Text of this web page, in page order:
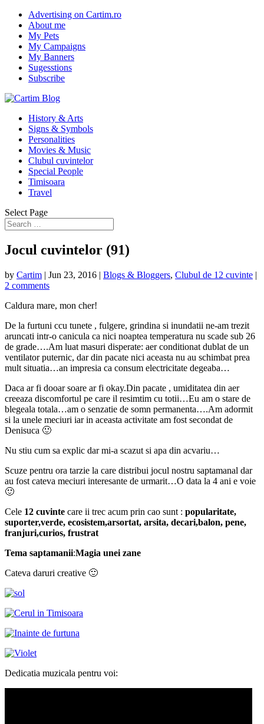
Advertising on Cartim.ro
About me
My Pets
My Campaigns
My Banners
Sugesstions
Subscribe
History & Arts
Signs & Symbols
Personalities
Movies & Music
Clubul cuvintelor
Special People
Timisoara
Travel
Select Page
Jocul cuvintelor (91)
by Cartim | Jun 23, 2016 | Blogs & Bloggers, Clubul de 12 cuvinte |
2 comments
Caldura mare, mon cher!
De la furtuni ccu tunete , fulgere, grindina si inundatii ne-am trezit
aruncati intr-o canicula ca nici noaptea temperatura nu scade sub 26
de grade….Am luat masuri disperate: aer conditionat dublat de un
ventilator puternic, dar din pacate nici aceasta nu au schimbat prea
mult situatia…an impresia ca consum electricitate degeaba…
Daca ar fi dooar soare ar fi okay.Din pacate , umiditatea din aer
creeaza discomfortul pe care il resimtim cu totii…Eu am o stare de
blegeala totala…am o senzatie de somn permanenta….Am adormit
si la unele meciuri iar in aceasta activitate am fost secondat de
Denisuca 🙂
Nu stiu cum sa explic dar mi-a scazut si apa din acvariu…
Scuze pentru ora tarzie la care distribui jocul nostru saptamanal dar
au fost cateva meciuri interesante de urmarit…O data la 4 ani e voie
🙂
Cele 12 cuvinte care ii trec acum prin cao sunt : popularitate,
suporter,verde, ecosistem,arsortat, arsita, decari,balon, pene,
franjuri,curios, frustrat
Tema saptamanii:Magia unei zane
Cateva daruri creative 🙂
Dedicatia muzicala pentru voi: